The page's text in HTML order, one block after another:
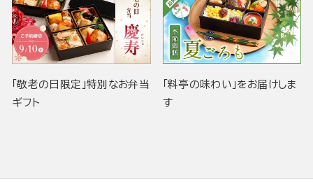
「敬老の日限定」特別なお弁当
ギフト
「料亭の味わい」をお届けしま
す